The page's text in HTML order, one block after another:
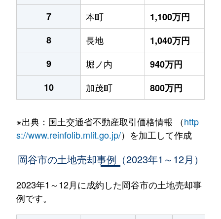
7
本町
1,100万円
8
長地
1,040万円
9
堀ノ内
940万円
10
加茂町 800万円
※出典：国土交通省不動産取引価格情報 （http
s://www.reinfolib.mlit.go.jp/）を加工して作成
岡谷市の土地売却事例（2023年1～12月）
2023年1～12月に成約した岡谷市の土地売却事
例です。